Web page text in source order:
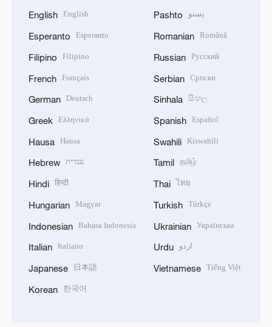
English English
Esperanto Esperanto
Filipino Filipino
French Français
German Deutsch
Greek Ελληνικά
Hausa Hausa
Hebrew עברית
Hindi हिन्दी
Hungarian Magyar
Indonesian Bahasa Indonesia
Italian Italiano
Japanese 日本語
Korean 한국어
Pashto پښتو
Romanian Română
Russian Русский
Serbian Српски
Sinhala සිංහල
Spanish Español
Swahili Kiswahili
Tamil தமிழ்
Thai ไทย
Turkish Türkçe
Ukrainian Українська
Urdu اردو
Vietnamese Tiếng Việt